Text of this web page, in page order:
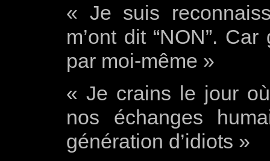
« Je suis
m’ont dit “NON”.
par moi-même »
« Je crains le jour
nos échanges
génération d’idiots »